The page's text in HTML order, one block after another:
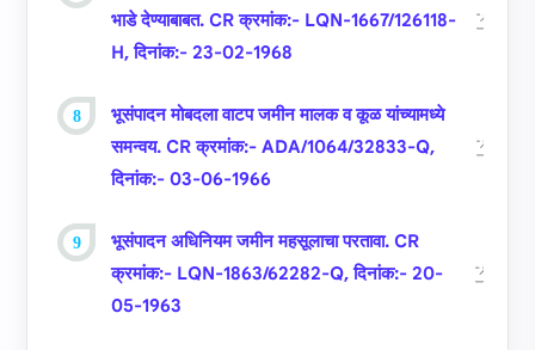
भाडे देण्‍याबाबत. CR क्रमांक:- LQN-1667/126118-
H, दिनांक:- 23-02-1968
भूसंपादन मोबदला वाटप जमीन मालक व कूळ यांच्‍यामध्‍ये
समन्‍वय. CR क्रमांक:- ADA/1064/32833-Q,
दिनांक:- 03-06-1966
भूसंपादन अधिनियम जमीन महसूलाचा परतावा. CR
क्रमांक:- LQN-1863/62282-Q, दिनांक:- 20-
05-1963